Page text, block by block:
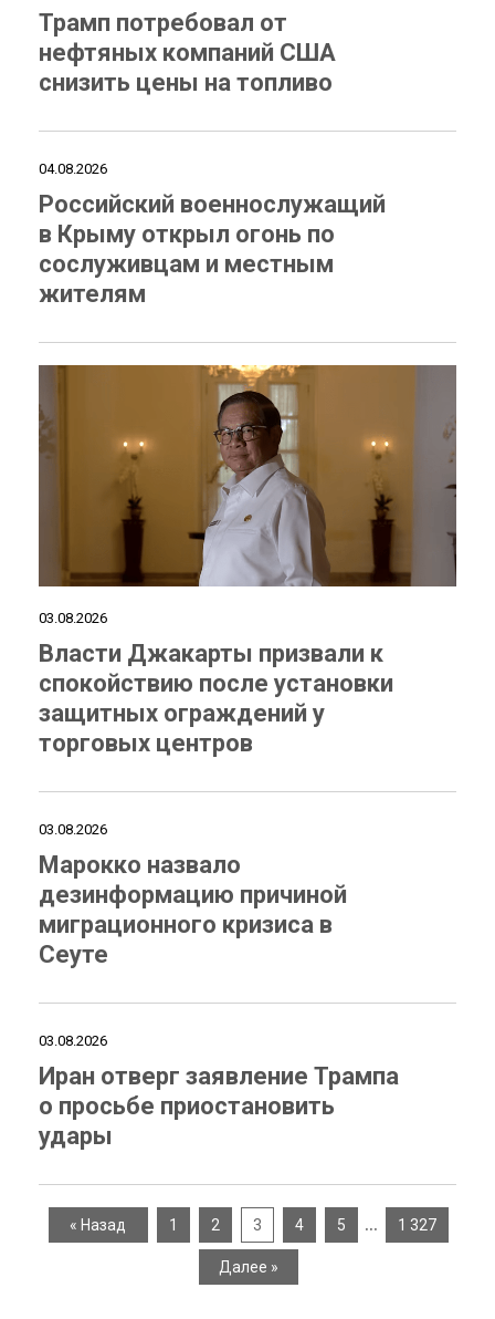
Трамп потребовал от
нефтяных компаний США
снизить цены на топливо
04.08.2026
Российский военнослужащий
в Крыму открыл огонь по
сослуживцам и местным
жителям
03.08.2026
Власти Джакарты призвали к
спокойствию после установки
защитных ограждений у
торговых центров
03.08.2026
Марокко назвало
дезинформацию причиной
миграционного кризиса в
Сеуте
03.08.2026
Иран отверг заявление Трампа
о просьбе приостановить
удары
« Назад 1 2 3 4 5 … 1 327
Далее »